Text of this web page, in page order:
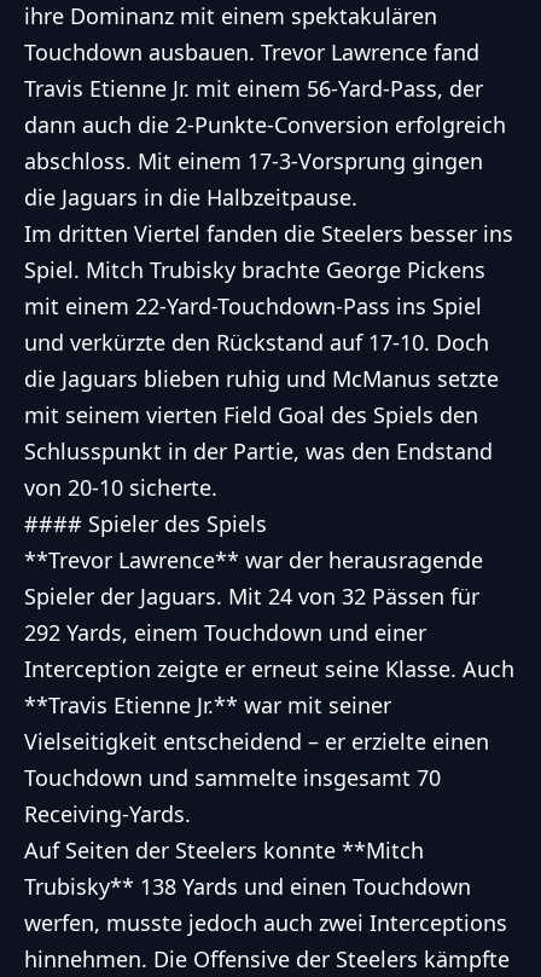
ihre Dominanz mit einem spektakulären
Touchdown ausbauen. Trevor Lawrence fand
Travis Etienne Jr. mit einem 56-Yard-Pass, der
dann auch die 2-Punkte-Conversion erfolgreich
abschloss. Mit einem 17-3-Vorsprung gingen
die Jaguars in die Halbzeitpause.
Im dritten Viertel fanden die Steelers besser ins
Spiel. Mitch Trubisky brachte George Pickens
mit einem 22-Yard-Touchdown-Pass ins Spiel
und verkürzte den Rückstand auf 17-10. Doch
die Jaguars blieben ruhig und McManus setzte
mit seinem vierten Field Goal des Spiels den
Schlusspunkt in der Partie, was den Endstand
von 20-10 sicherte.
#### Spieler des Spiels
**Trevor Lawrence** war der herausragende
Spieler der Jaguars. Mit 24 von 32 Pässen für
292 Yards, einem Touchdown und einer
Interception zeigte er erneut seine Klasse. Auch
**Travis Etienne Jr.** war mit seiner
Vielseitigkeit entscheidend – er erzielte einen
Touchdown und sammelte insgesamt 70
Receiving-Yards.
Auf Seiten der Steelers konnte **Mitch
Trubisky** 138 Yards und einen Touchdown
werfen, musste jedoch auch zwei Interceptions
hinnehmen. Die Offensive der Steelers kämpfte